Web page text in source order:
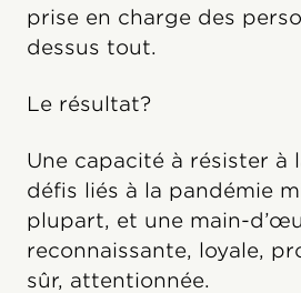
prise en charge des
dessus tout.
Le résultat?
Une capacité à résister à
défis liés à la pandémie
plupart, et une main-
reconnaissante, loyale,
sûr, attentionnée.